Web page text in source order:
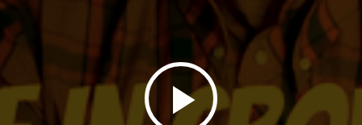
play_arrow